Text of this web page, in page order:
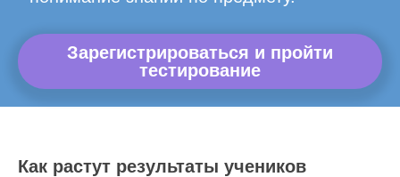
Зарегистрироваться и пройти
тестирование
Как растут результаты учеников